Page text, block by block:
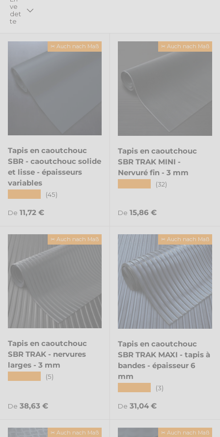
ve
det
te
✂ Auch nach Maß
Tapis en caoutchouc
SBR - caoutchouc solide
et lisse - épaisseurs
variables
(45)
Prix habituel
De 11,72 €
✂ Auch nach Maß
Tapis en caoutchouc
SBR TRAK MINI -
Nervuré fin - 3 mm
(32)
Prix habituel
De 15,86 €
✂ Auch nach Maß
Tapis en caoutchouc
SBR TRAK - nervures
larges - 3 mm
(5)
Prix habituel
De 38,63 €
✂ Auch nach Maß
Tapis en caoutchouc
SBR TRAK MAXI - tapis à
bandes - épaisseur 6
mm
(3)
Prix habituel
De 31,04 €
✂ Auch nach Maß ✂ Auch nach Maß